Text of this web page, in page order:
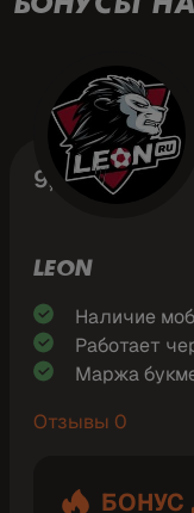
БОНУСЫ
9,1
LEON
Наличие
Работает
Маржа
Отзывы 0
БОНУС